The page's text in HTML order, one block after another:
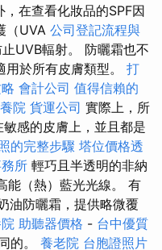
，在查看化妝品的SPF因
（UVA 公司登記流程與
UVB輻射。 防曬霜也不
於所有皮膚類型。 打
會計公司 值得信賴的
院 貨運公司 實際上，所
感的皮膚上，並且都是
的完整步驟 塔位價格透
所 輕巧且半透明的非納
能（熱）藍光光線。 有
油防曬霜，提供略微覆
助聽器價格 - 台中優質
的。 養老院 台胞證照片